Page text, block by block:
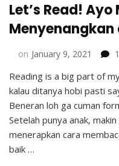
Let’s Read!
Menyenangkan
on January 9, 2021
Reading is a big part of
kalau ditanya hobi pasti
Beneran loh ga cuman
Setelah punya anak,
menerapkan cara
baik …